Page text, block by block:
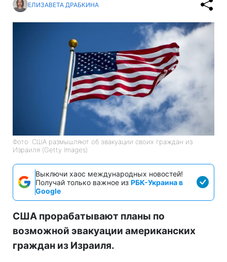
ЕЛИЗАВЕТА ДРАБКИНА
Фото: США размышляют об эвакуации своих граждан из
Израиля (Getty Images)
Выключи хаос международных новостей!
Получай только важное из РБК-Украина в
Google
США прорабатывают планы по
возможной эвакуации американских
граждан из Израиля.